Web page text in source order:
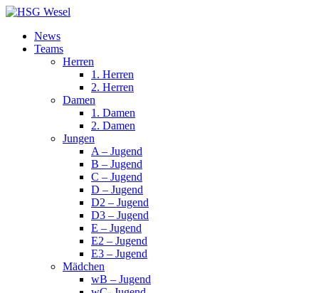
News
Teams
Herren
1. Herren
2. Herren
Damen
1. Damen
2. Damen
Jungen
A – Jugend
B – Jugend
C – Jugend
D – Jugend
D2 – Jugend
D3 – Jugend
E – Jugend
E2 – Jugend
E3 – Jugend
Mädchen
wB – Jugend